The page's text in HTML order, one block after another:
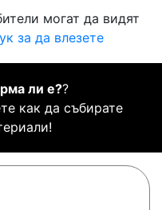
могат да видят
за да влезете
ли е??
как да събирате